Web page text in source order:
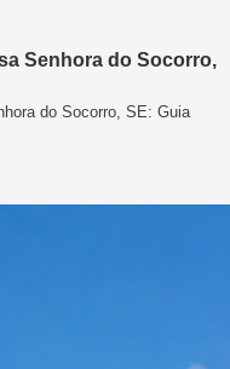
Senhora do Socorro,
do Socorro, SE: Guia